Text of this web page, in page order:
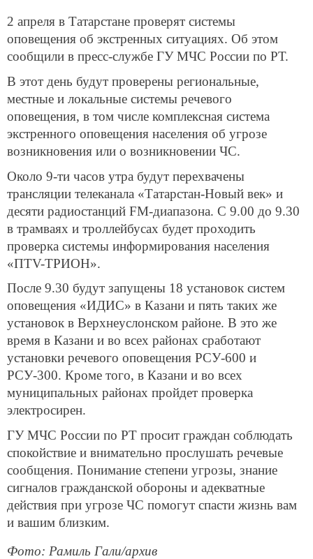
2 апреля в Татарстане проверят системы
оповещения об экстренных ситуациях. Об этом
сообщили в пресс-службе ГУ МЧС России по РТ.
В этот день будут проверены региональные,
местные и локальные системы речевого
оповещения, в том числе комплексная система
экстренного оповещения населения об угрозе
возникновения или о возникновении ЧС.
Около 9-ти часов утра будут перехвачены
трансляции телеканала «Татарстан-Новый век» и
десяти радиостанций FM-диапазона. С 9.00 до 9.30
в трамваях и троллейбусах будет проходить
проверка системы информирования населения
«ПТV-ТРИОН».
После 9.30 будут запущены 18 установок систем
оповещения «ИДИС» в Казани и пять таких же
установок в Верхнеуслонском районе. В это же
время в Казани и во всех районах сработают
установки речевого оповещения РСУ-600 и
РСУ-300. Кроме того, в Казани и во всех
муниципальных районах пройдет проверка
электросирен.
ГУ МЧС России по РТ просит граждан соблюдать
спокойствие и внимательно прослушать речевые
сообщения. Понимание степени угрозы, знание
сигналов гражданской обороны и адекватные
действия при угрозе ЧС помогут спасти жизнь вам
и вашим близким.
Фото: Рамиль Гали/архив